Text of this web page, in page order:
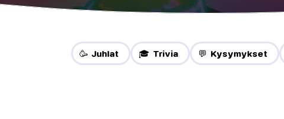
🥳 Juhlat 🎓 Trivia 💬 Kysymykset